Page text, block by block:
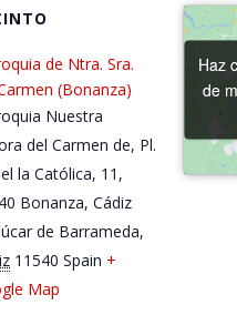
de Ntra. Sra.
(Bonanza)
Nuestra
del Carmen de, Pl.
la Católica, 11,
Bonanza, Cádiz
de Barrameda,
11540 Spain +
Map
Haz
de
Haz
de